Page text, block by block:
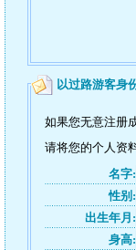
以过路游客身
如果您无意注册
请将您的个人资
名字:
性别:
出生年月:
身高: